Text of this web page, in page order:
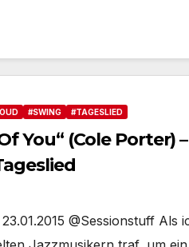
#SWING #TAGESLIED
You“ (Cole Porter)
@Sessionstuff